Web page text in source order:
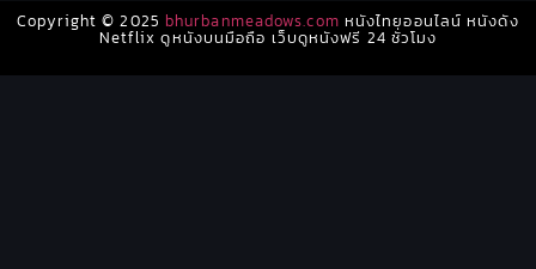
Copyright © 2025 bhurbanmeadows.com หนังไทยออนไลน์ หนังดัง
Netflix ดูหนังบนมือถือ เว็บดูหนังฟรี 24 ชั่วโมง